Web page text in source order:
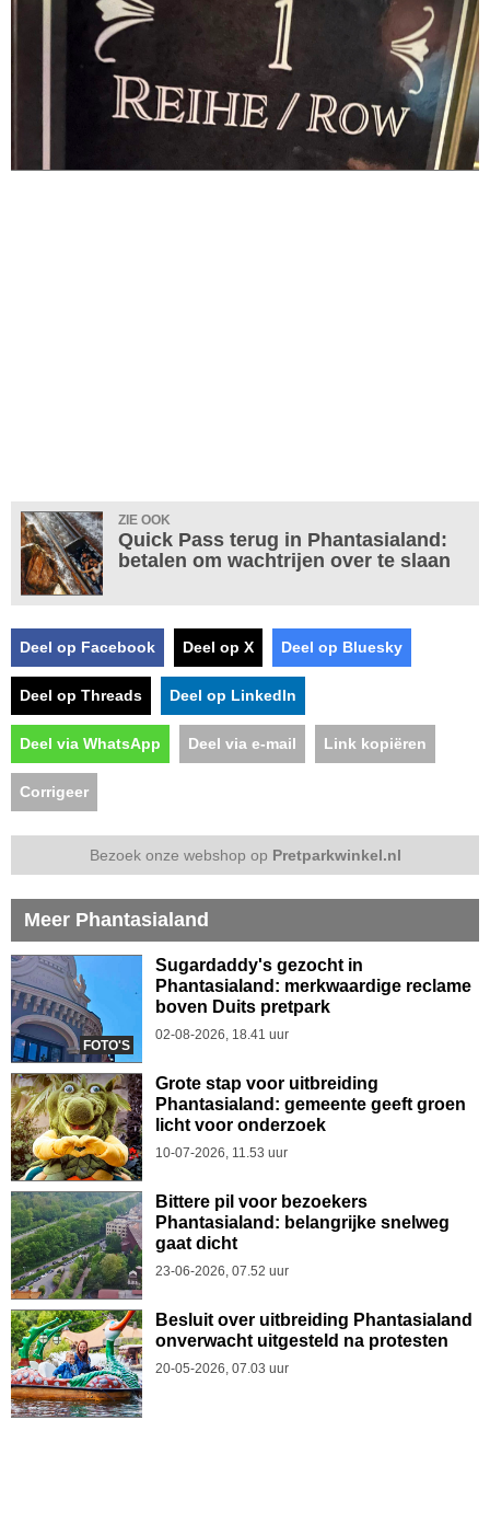
ZIE OOK
Quick Pass terug in Phantasialand:
betalen om wachtrijen over te slaan
Deel op Facebook Deel op X Deel op Bluesky
Deel op Threads Deel op LinkedIn
Deel via WhatsApp Deel via e-mail Link kopiëren
Corrigeer
Bezoek onze webshop op Pretparkwinkel.nl
Meer Phantasialand
FOTO'S
Sugardaddy's gezocht in
Phantasialand: merkwaardige reclame
boven Duits pretpark
02-08-2026, 18.41 uur
Grote stap voor uitbreiding
Phantasialand: gemeente geeft groen
licht voor onderzoek
10-07-2026, 11.53 uur
Bittere pil voor bezoekers
Phantasialand: belangrijke snelweg
gaat dicht
23-06-2026, 07.52 uur
Besluit over uitbreiding Phantasialand
onverwacht uitgesteld na protesten
20-05-2026, 07.03 uur